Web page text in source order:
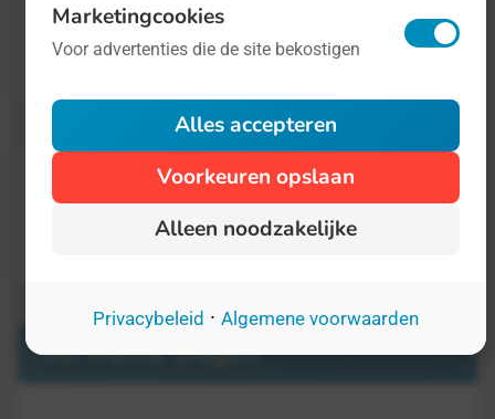
Meer informatie is te vinden op
de website
Verwante Dagen
Marketingcookies
Voor advertenties die de site bekostigen
Alles accepteren
Voorkeuren opslaan
Alleen noodzakelijke
Privacybeleid · Algemene voorwaarden